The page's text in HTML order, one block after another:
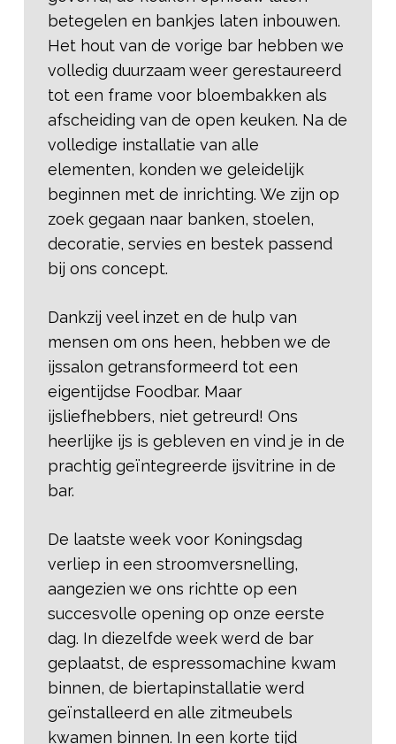
betegelen en bankjes laten inbouwen.
Het hout van de vorige bar hebben we
volledig duurzaam weer gerestaureerd
tot een frame voor bloembakken als
afscheiding van de open keuken. Na de
volledige installatie van alle
elementen, konden we geleidelijk
beginnen met de inrichting. We zijn op
zoek gegaan naar banken, stoelen,
decoratie, servies en bestek passend
bij ons concept.
Dankzij veel inzet en de hulp van
mensen om ons heen, hebben we de
ijssalon getransformeerd tot een
eigentijdse Foodbar. Maar
ijsliefhebbers, niet getreurd! Ons
heerlijke ijs is gebleven en vind je in de
prachtig geïntegreerde ijsvitrine in de
bar.
De laatste week voor Koningsdag
verliep in een stroomversnelling,
aangezien we ons richtte op een
succesvolle opening op onze eerste
dag. In diezelfde week werd de bar
geplaatst, de espressomachine kwam
binnen, de biertapinstallatie werd
geïnstalleerd en alle zitmeubels
kwamen binnen. In een korte tijd